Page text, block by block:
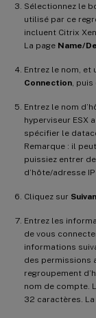
Sélectionnez le
utilisé par ce
incluent Citrix
La page Name/
Entrez le nom,
Connection ,
Entrez le nom
hyperviseur ESX
spécifier le
Remarque : il
puissiez entrer
d’hôte/adresse
Cliquez sur
Entrez les
de vous
informations
des permissions
regroupement
nom de compte.
32 caractères. La